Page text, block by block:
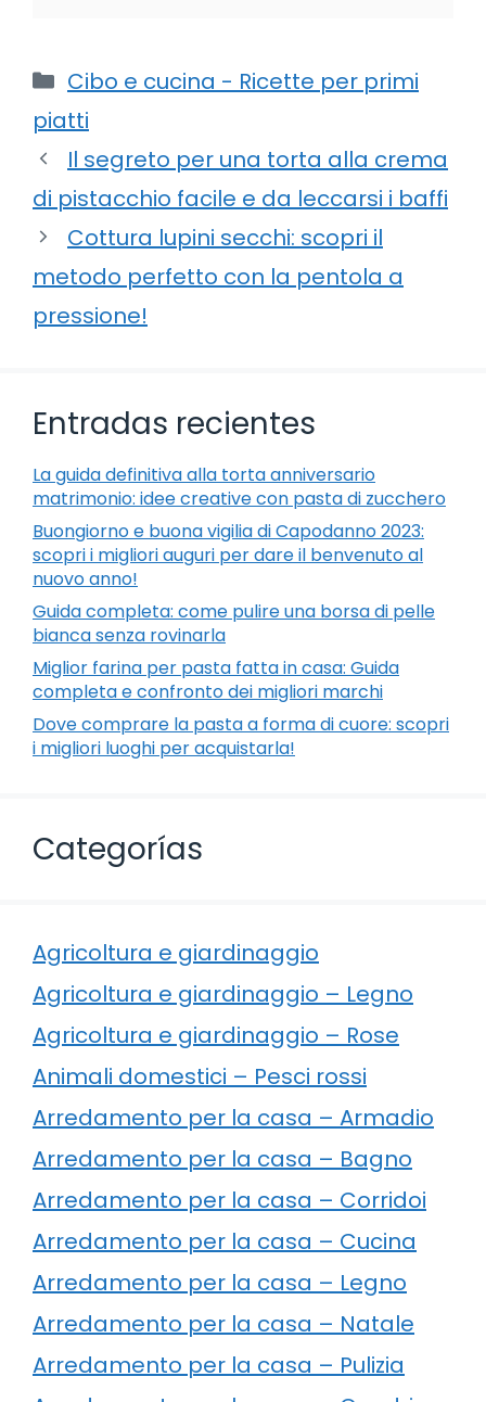
Categorie
Cibo e cucina - Ricette per primi
piatti
Il segreto per una torta alla crema
di pistacchio facile e da leccarsi i baffi
Cottura lupini secchi: scopri il
metodo perfetto con la pentola a
pressione!
Entradas recientes
La guida definitiva alla torta anniversario
matrimonio: idee creative con pasta di zucchero
Buongiorno e buona vigilia di Capodanno 2023:
scopri i migliori auguri per dare il benvenuto al
nuovo anno!
Guida completa: come pulire una borsa di pelle
bianca senza rovinarla
Miglior farina per pasta fatta in casa: Guida
completa e confronto dei migliori marchi
Dove comprare la pasta a forma di cuore: scopri
i migliori luoghi per acquistarla!
Categorías
Agricoltura e giardinaggio
Agricoltura e giardinaggio – Legno
Agricoltura e giardinaggio – Rose
Animali domestici – Pesci rossi
Arredamento per la casa – Armadio
Arredamento per la casa – Bagno
Arredamento per la casa – Corridoi
Arredamento per la casa – Cucina
Arredamento per la casa – Legno
Arredamento per la casa – Natale
Arredamento per la casa – Pulizia